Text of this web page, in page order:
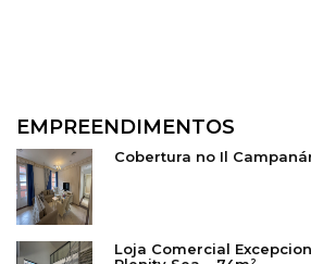
EMPREENDIMENTOS
Cobertura no Il
Loja Comercial